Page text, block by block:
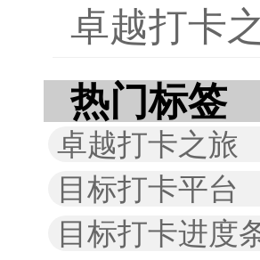
卓越打卡
热门标签
卓越打卡之旅
目标打卡平台
目标打卡进度